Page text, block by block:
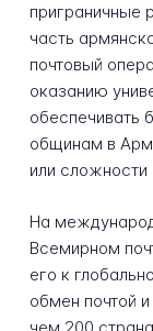
приграничные
часть
почтовый
оказанию
обеспечивать
общинам в
или сложности
На
Всемирном
его к
обмен почтой